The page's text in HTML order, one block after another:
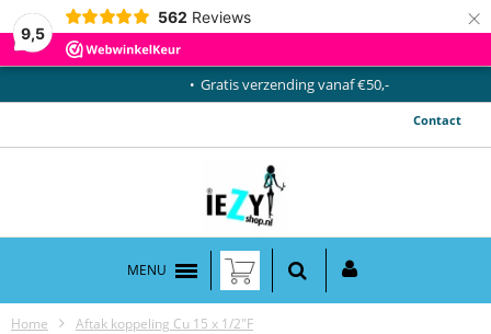
9,5
562 Reviews ×
Gratis verzending vanaf €50,-
Contact
MENU
Home Aftak koppeling Cu 15 x 1/2"F